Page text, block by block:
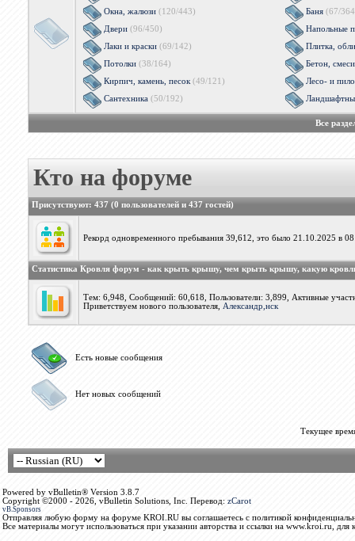
Окна, жалюзи(120/443) Баня(67/
Двери(96/450)
Напольные
Лаки и краски(69/142)
Плитка,
Потолки(38/164) Бетон, смеси
Кирпич, камень, песок(49/121)
Лесо- и
Сантехника(50/192)
Все
Кто на форуме
Присутствуют: 437 (0 пользователей и 437 гостей)
Рекорд одновременного пребывания 39,612, это было 21.10.2025 в
Статистика Кровля форум - как крыть крышу, чем крыть крышу, какую
Тем: 6,948, Сообщений: 60,618, Пользователи: 3,899, Активные
Приветствуем нового пользователя, Александр,нск
Есть новые сообщения
Нет новых сообщений
Текущее
Powered by vBulletin® Version 3.8.7
Copyright ©2000 - 2026, vBulletin Solutions, Inc. Перевод: zCarot
vB.Sponsors
Отправляя любую форму на форуме KROI.RU вы соглашаетесь с политикой
Все материалы могут использоваться при указании авторства и ссылки на www.kroi.ru, для